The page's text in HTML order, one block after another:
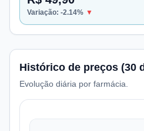
Variação: -2.14% ▼
Histórico de preços (30
Evolução diária por farmácia.